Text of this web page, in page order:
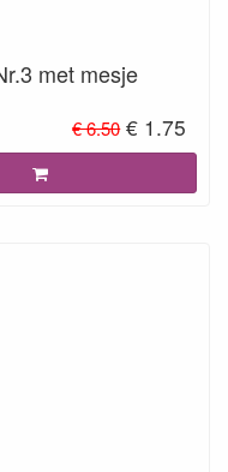
met mesje
€ 6.50 € 1.75